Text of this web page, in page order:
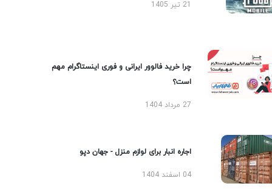
چرا خرید فالوور ایرانی و فوری اینستاگرام مهم
است؟
27 مرداد 1404
اجاره انبار برای لوازم منزل - جهان دپو
04 اسفند 1404